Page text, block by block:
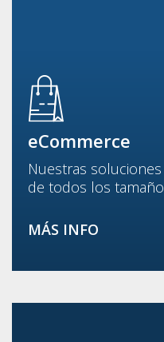
eCommerce
Nuestras
de todos los
MÁS INFO